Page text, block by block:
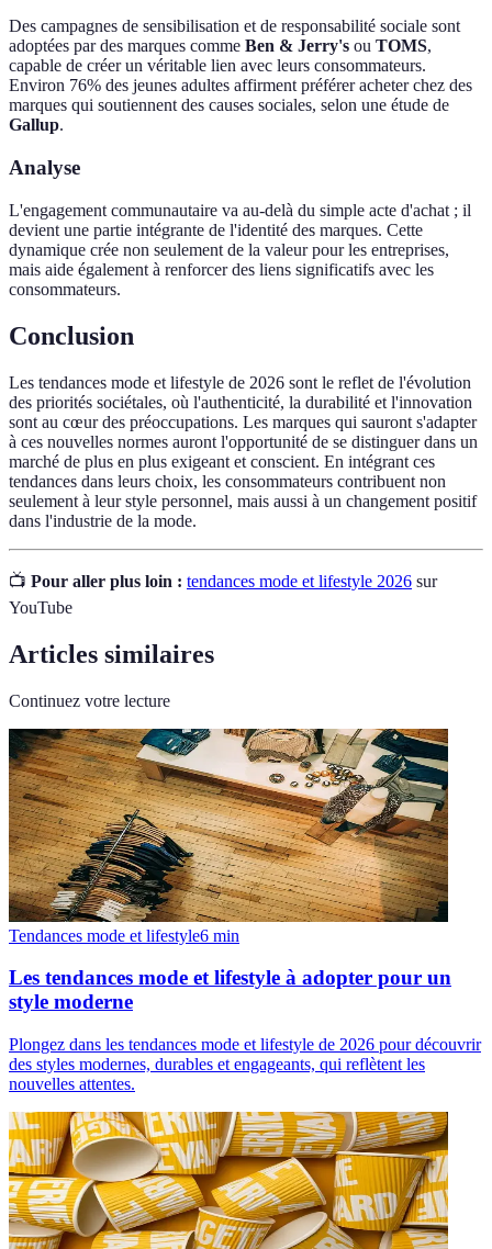
Des campagnes de sensibilisation et de responsabilité sociale sont
adoptées par des marques comme Ben & Jerry's ou TOMS,
capable de créer un véritable lien avec leurs consommateurs.
Environ 76% des jeunes adultes affirment préférer acheter chez des
marques qui soutiennent des causes sociales, selon une étude de
Gallup.
Analyse
L'engagement communautaire va au-delà du simple acte d'achat ; il
devient une partie intégrante de l'identité des marques. Cette
dynamique crée non seulement de la valeur pour les entreprises,
mais aide également à renforcer des liens significatifs avec les
consommateurs.
Conclusion
Les tendances mode et lifestyle de 2026 sont le reflet de l'évolution
des priorités sociétales, où l'authenticité, la durabilité et l'innovation
sont au cœur des préoccupations. Les marques qui sauront s'adapter
à ces nouvelles normes auront l'opportunité de se distinguer dans un
marché de plus en plus exigeant et conscient. En intégrant ces
tendances dans leurs choix, les consommateurs contribuent non
seulement à leur style personnel, mais aussi à un changement positif
dans l'industrie de la mode.
📺 Pour aller plus loin : tendances mode et lifestyle 2026 sur
YouTube
Articles similaires
Continuez votre lecture
Tendances mode et lifestyle6 min
Les tendances mode et lifestyle à adopter pour un
style moderne
Plongez dans les tendances mode et lifestyle de 2026 pour découvrir
des styles modernes, durables et engageants, qui reflètent les
nouvelles attentes.